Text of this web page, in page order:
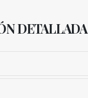
DETALLADA